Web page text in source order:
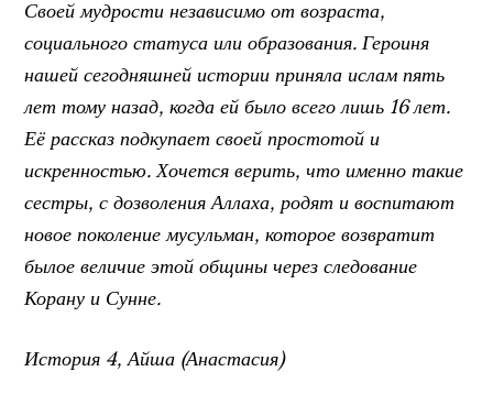
Своей мудрости независимо от возраста,
социального статуса или образования. Героиня
нашей сегодняшней истории приняла ислам пять
лет тому назад, когда ей было всего лишь 16 лет.
Её рассказ подкупает своей простотой и
искренностью. Хочется верить, что именно такие
сестры, с дозволения Аллаха, родят и воспитают
новое поколение мусульман, которое возвратит
былое величие этой общины через следование
Корану и Сунне.
История 4, Айша (Анастасия)